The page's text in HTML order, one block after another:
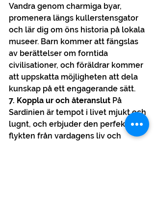
Vandra genom charmiga byar,
promenera längs kullerstensgator
och lär dig om öns historia på lokala
museer. Barn kommer att fängslas
av berättelser om forntida
civilisationer, och föräldrar kommer
att uppskatta möjligheten att dela
kunskap på ett engagerande sätt.
7. Koppla ur och återanslut På
Sardinien är tempot i livet mjukt och
lugnt, och erbjuder den perfekta
flykten från vardagens liv och